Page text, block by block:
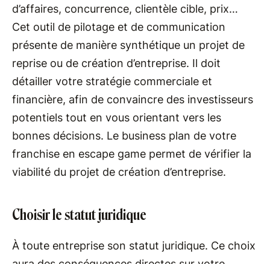
d’affaires, concurrence, clientèle cible, prix…
Cet outil de pilotage et de communication
présente de manière synthétique un projet de
reprise ou de création d’entreprise. Il doit
détailler votre stratégie commerciale et
financière, afin de convaincre des investisseurs
potentiels tout en vous orientant vers les
bonnes décisions. Le business plan de votre
franchise en escape game permet de vérifier la
viabilité du projet de création d’entreprise.
Choisir le statut juridique
À toute entreprise son statut juridique. Ce choix